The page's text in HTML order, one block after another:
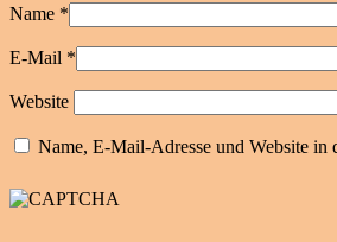
Name *
E-Mail *
Website
Name, E-Mail-Adresse und Website in